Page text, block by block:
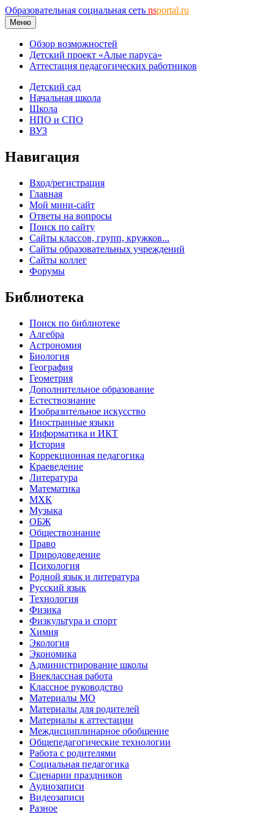
Образовательная социальная сеть nsportal.ru
Меню
Обзор возможностей
Детский проект «Алые паруса»
Аттестация педагогических работников
Детский сад
Начальная школа
Школа
НПО и СПО
ВУЗ
Навигация
Вход/регистрация
Главная
Мой мини-сайт
Ответы на вопросы
Поиск по сайту
Сайты классов, групп, кружков...
Сайты образовательных учреждений
Сайты коллег
Форумы
Библиотека
Поиск по библиотеке
Алгебра
Астрономия
Биология
География
Геометрия
Дополнительное образование
Естествознание
Изобразительное искусство
Иностранные языки
Информатика и ИКТ
История
Коррекционная педагогика
Краеведение
Литература
Математика
МХК
Музыка
ОБЖ
Обществознание
Право
Природоведение
Психология
Родной язык и литература
Русский язык
Технология
Физика
Физкультура и спорт
Химия
Экология
Экономика
Администрирование школы
Внеклассная работа
Классное руководство
Материалы МО
Материалы для родителей
Материалы к аттестации
Междисциплинарное обобщение
Общепедагогические технологии
Работа с родителями
Социальная педагогика
Сценарии праздников
Аудиозаписи
Видеозаписи
Разное